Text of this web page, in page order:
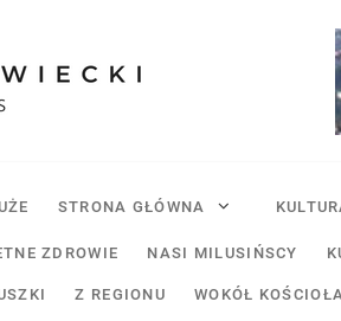
STRONA GŁÓWNA
ZDROWIE NASI MILUSIŃSCY
Z REGIONU WOKÓŁ